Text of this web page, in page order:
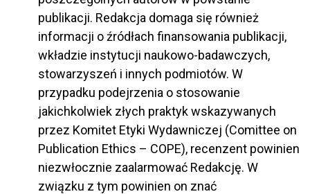
publikacji. Redakcja domaga się również
informacji o źródłach finansowania publikacji,
wkładzie instytucji naukowo-badawczych,
stowarzyszeń i innych podmiotów. W
przypadku podejrzenia o stosowanie
jakichkolwiek złych praktyk wskazywanych
przez Komitet Etyki Wydawniczej (Comittee on
Publication Ethics – COPE), recenzent powinien
niezwłocznie zaalarmować Redakcję. W
związku z tym powinien on znać